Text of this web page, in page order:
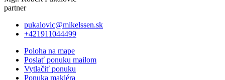
partner
pukalovic@mikelssen.sk
+421911044499
Poloha na mape
Poslať ponuku mailom
Vytlačiť ponuku
Ponuka makléra